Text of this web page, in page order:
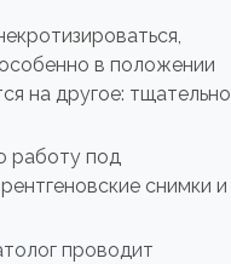
в положении
на другое: тщательно
работу под
снимки и
проводит